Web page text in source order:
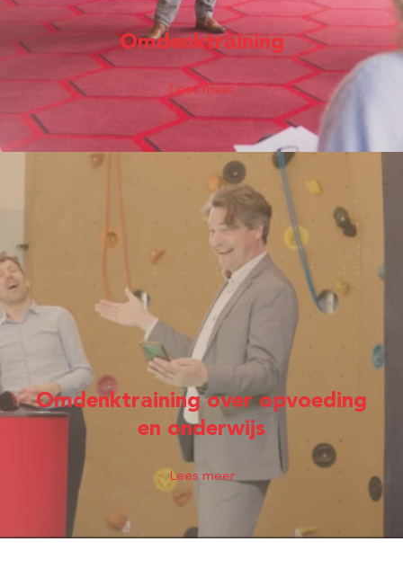
Omdenktraining
Lees meer
Omdenktraining over opvoeding
en onderwijs
Lees meer